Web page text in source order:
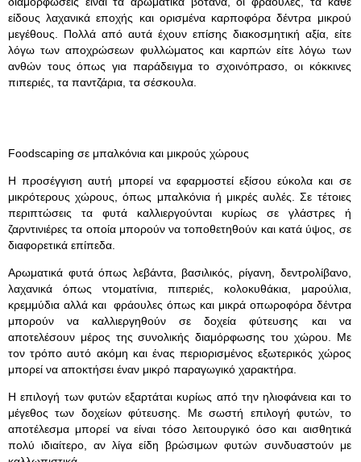
είδους λαχανικά εποχής και ορισμένα καρποφόρα δέντρα μικρού
μεγέθους. Πολλά από αυτά έχουν επίσης διακοσμητική αξία, είτε
λόγω των αποχρώσεων φυλλώματος και καρπών είτε λόγω των
ανθών τους όπως για παράδειγμα το σχοινόπρασο, οι κόκκινες
πιπεριές, τα παντζάρια, τα σέσκουλα.
Foodscaping σε μπαλκόνια και μικρούς χώρους
Η προσέγγιση αυτή μπορεί να εφαρμοστεί εξίσου εύκολα και σε
μικρότερους χώρους, όπως μπαλκόνια ή μικρές αυλές. Σε τέτοιες
περιπτώσεις τα φυτά καλλιεργούνται κυρίως σε γλάστρες ή
ζαρντινιέρες τα οποία μπορούν να τοποθετηθούν και κατά ύψος, σε
διαφορετικά επίπεδα.
Αρωματικά φυτά όπως λεβάντα, βασιλικός, ρίγανη, δεντρολίβανο,
λαχανικά όπως ντοματίνια, πιπεριές, κολοκυθάκια, μαρούλια,
κρεμμύδια αλλά και φράουλες όπως και μικρά οπωροφόρα δέντρα
μπορούν να καλλιεργηθούν σε δοχεία φύτευσης και να
αποτελέσουν μέρος της συνολικής διαμόρφωσης του χώρου. Με
τον τρόπο αυτό ακόμη και ένας περιορισμένος εξωτερικός χώρος
μπορεί να αποκτήσει έναν μικρό παραγωγικό χαρακτήρα.
Η επιλογή των φυτών εξαρτάται κυρίως από την ηλιοφάνεια και το
μέγεθος των δοχείων φύτευσης. Με σωστή επιλογή φυτών, το
αποτέλεσμα μπορεί να είναι τόσο λειτουργικό όσο και αισθητικά
πολύ ιδιαίτερο, αν λίγα είδη βρώσιμων φυτών συνδυαστούν με